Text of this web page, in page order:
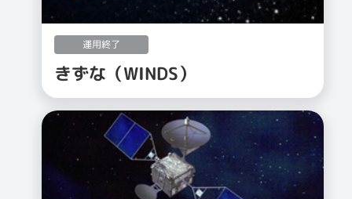
運用終了
きずな（WINDS）